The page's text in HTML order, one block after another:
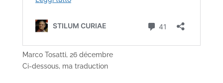
Marco Tosatti, 26 décembre
Ci-dessous, ma traduction